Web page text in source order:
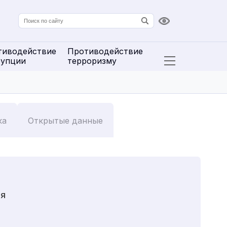
Версия для
Противодействие
терроризму
Открыть
Открытые данные